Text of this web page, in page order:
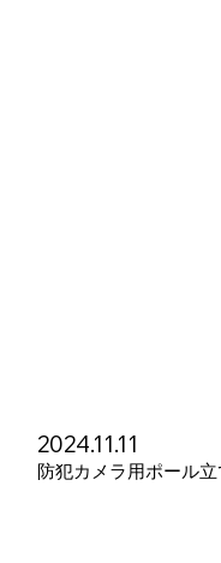
2024.11.11
防犯カメラ用ポール